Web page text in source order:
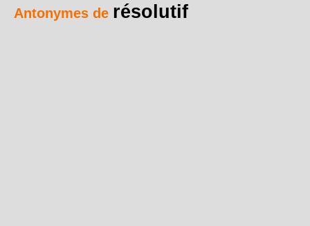
Antonymes de résolutif